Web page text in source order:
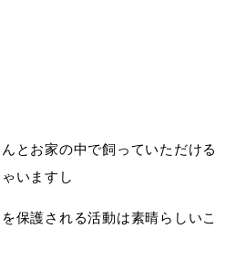
とお家の中で飼っていただける
いますし
保護される活動は素晴らしいこ